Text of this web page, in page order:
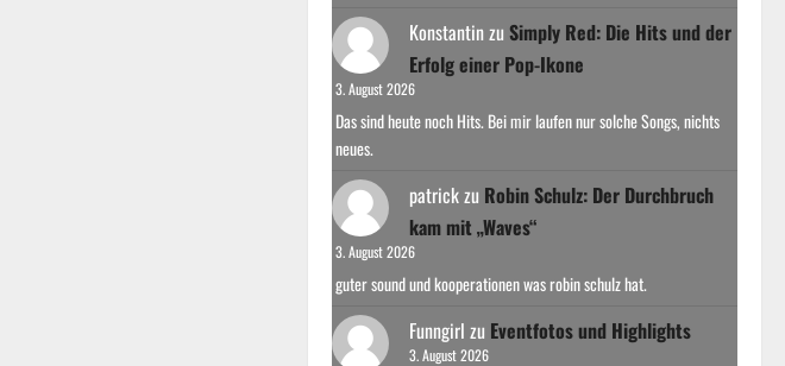
Konstantinzu Simply Red: Die Hits und der
Erfolg einer Pop-Ikone
3. August 2026
Das sind heute noch Hits. Bei mir laufen nur solche Songs, nichts
neues.
patrickzu Robin Schulz: Der Durchbruch
kam mit „Waves“
3. August 2026
guter sound und kooperationen was robin schulz hat.
Funngirl zu Eventfotos und Highlights
3. August 2026